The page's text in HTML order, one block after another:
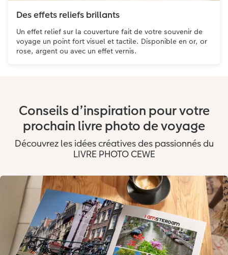
Des effets reliefs brillants
Un effet relief sur la couverture fait de votre souvenir de
voyage un point fort visuel et tactile. Disponible en or, or
rose, argent ou avec un effet vernis.
Conseils d’inspiration pour votre
prochain livre photo de voyage
Découvrez les idées créatives des passionnés du
LIVRE PHOTO CEWE